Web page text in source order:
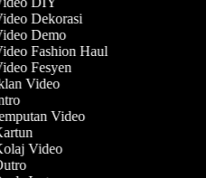
Dekorasi
Demo
Fashion Haul
Fesyen
Video
Video
Video